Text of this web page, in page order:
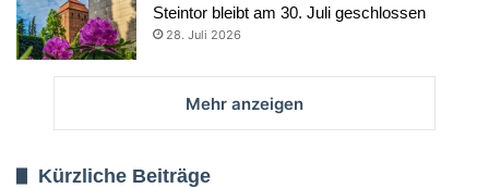
Steintor bleibt am 30. Juli geschlossen
28. Juli 2026
Mehr anzeigen
Kürzliche Beiträge